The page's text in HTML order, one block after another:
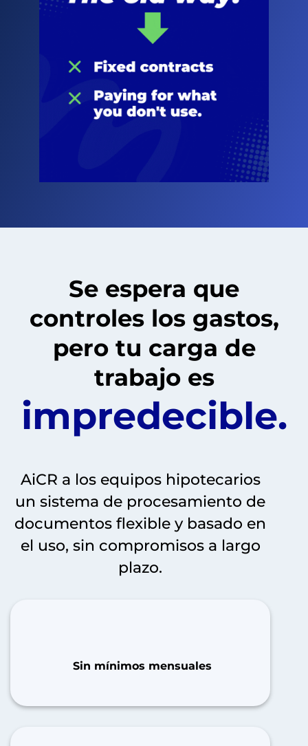
Se espera que
controles los gastos,
pero tu carga de
trabajo es
impredecible.
AiCR a los equipos hipotecarios
un sistema de procesamiento de
documentos flexible y basado en
el uso, sin compromisos a largo
plazo.
Sin mínimos mensuales